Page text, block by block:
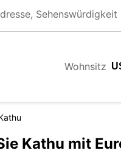
Wohnsitz
Kathu mit